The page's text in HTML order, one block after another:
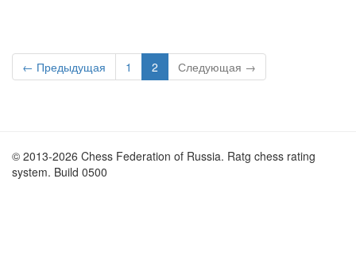
← Предыдущая 1 2 Следующая →
© 2013-2026 Chess Federation of Russia. Ratg chess rating
system. Build 0500